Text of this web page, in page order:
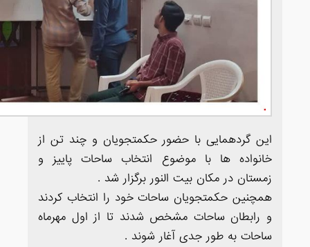
این گردهمایی با حضور حکمتجویان و چند تن از
خانواده ها با موضوع انتخاب ساحات پاییز و
زمستان در مکان بیت النور برگزار شد .
همچنین حکمتجویان ساحات خود را انتخاب کردند
و رابطان ساحات مشخص شدند تا از اول مهرماه
ساحات به طور جدی آغار شوند .